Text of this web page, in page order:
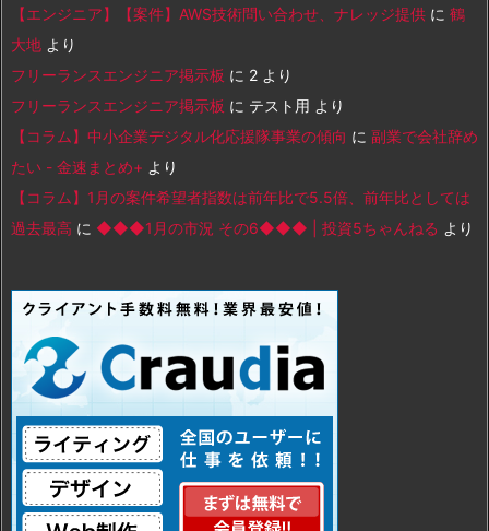
【エンジニア】【案件】AWS技術問い合わせ、ナレッジ提供 に 鶴
大地 より
フリーランスエンジニア掲示板 に 2 より
フリーランスエンジニア掲示板 に テスト用 より
【コラム】中小企業デジタル化応援隊事業の傾向 に 副業で会社辞め
たい - 金速まとめ+ より
【コラム】1月の案件希望者指数は前年比で5.5倍、前年比としては
過去最高 に ◆◆◆1月の市況 その6◆◆◆ | 投資5ちゃんねる より